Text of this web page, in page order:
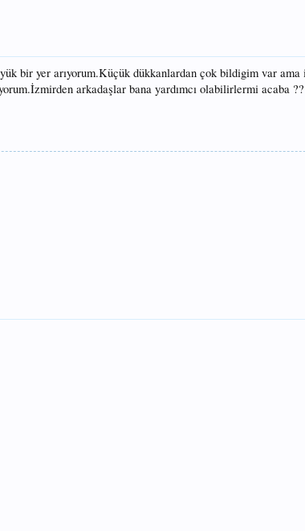
bir yer arıyorum.Küçük dükkanlardan çok bildigim var ama
arkadaşlar bana yardımcı olabilirlermi acaba